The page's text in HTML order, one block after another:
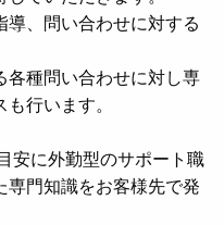
導、問い合わせに対する
各種問い合わせに対し専
行います。
安に外勤型のサポート職
専門知識をお客様先で発